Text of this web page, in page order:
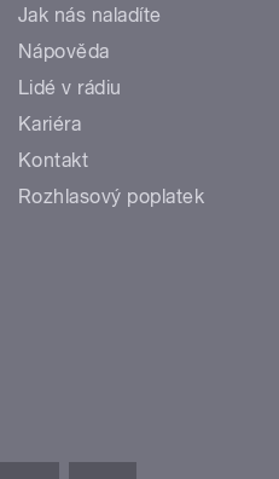
Jak nás naladíte
Nápověda
Lidé v rádiu
Kariéra
Kontakt
Rozhlasový poplatek